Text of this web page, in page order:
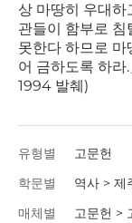
상 마땅히 우대하
관들이 함부로
못한다 하므로 마
어 금하도록 하라
1994 발췌)
유형별
고문헌
학문별
역사 > 제
매체별
고문헌 >